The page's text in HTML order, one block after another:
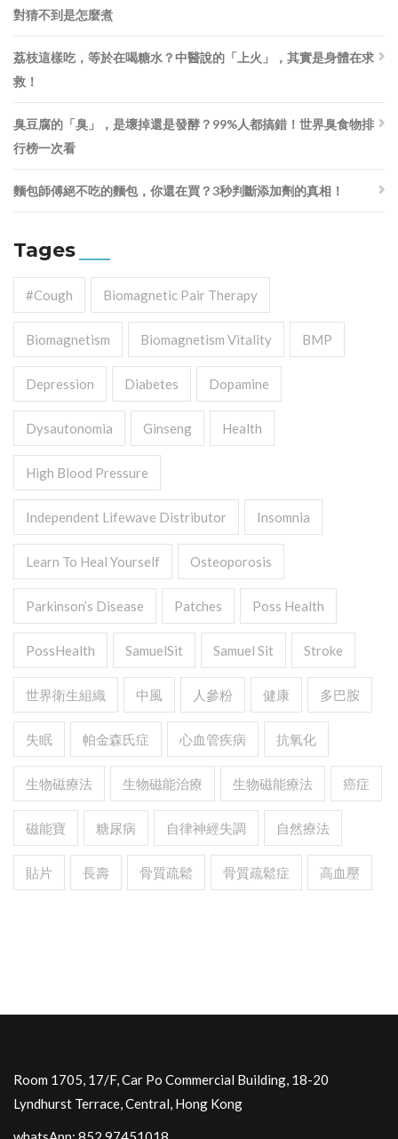
對猜不到是怎麼煮
荔枝這樣吃，等於在喝糖水？中醫說的「上火」，其實是身體在求
救！
臭豆腐的「臭」，是壞掉還是發酵？99%人都搞錯！世界臭食物排
行榜一次看
麵包師傅絕不吃的麵包，你還在買？3秒判斷添加劑的真相！
Tages
#cough Biomagnetic Pair Therapy
Biomagnetism Biomagnetism Vitality BMP
Depression Diabetes Dopamine
Dysautonomia Ginseng Health
High Blood Pressure
Independent Lifewave Distributor Insomnia
Learn To Heal Yourself Osteoporosis
Parkinson’s Disease Patches Poss Health
PossHealth SamuelSit Samuel Sit Stroke
世界衛生組織 中風 人參粉 健康 多巴胺
失眠 帕金森氏症 心血管疾病 抗氧化
生物磁療法 生物磁能治療 生物磁能療法 癌症
磁能寶 糖尿病 自律神經失調 自然療法
貼片 長壽 骨質疏鬆 骨質疏鬆症 高血壓
Room 1705, 17/F, Car Po Commercial Building, 18-20
Lyndhurst Terrace, Central, Hong Kong